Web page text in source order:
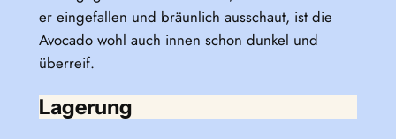
er eingefallen und bräunlich ausschaut, ist die
Avocado wohl auch innen schon dunkel und
überreif.
Lagerung